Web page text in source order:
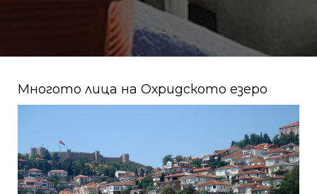
Многото лица на Охридското езеро